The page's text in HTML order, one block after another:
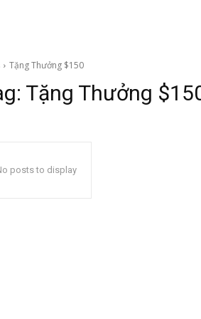
Tặng Thưởng $150
Tặng Thưởng
posts to display